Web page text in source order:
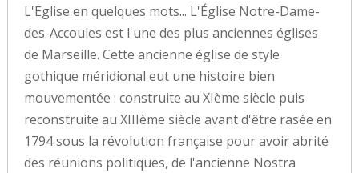
L'Eglise en quelques mots... L'Église Notre-Dame-
des-Accoules est l'une des plus anciennes églises
de Marseille. Cette ancienne église de style
gothique méridional eut une histoire bien
mouvementée : construite au XIème siècle puis
reconstruite au XIIIème siècle avant d'être rasée en
1794 sous la révolution française pour avoir abrité
des réunions politiques, de l'ancienne Nostra